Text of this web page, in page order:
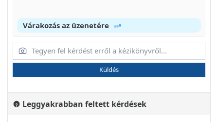
Várakozás az üzenetére
Küldés
Leggyakrabban feltett kérdések